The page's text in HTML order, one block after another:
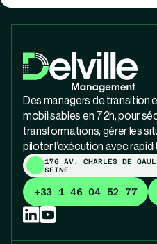
Des managers de transition
mobilisables en 72h, pour
transformations, gérer les
piloter l’exécution avec
176 AV. CHARLES DE
SEINE
+33 1 46 04 52 77